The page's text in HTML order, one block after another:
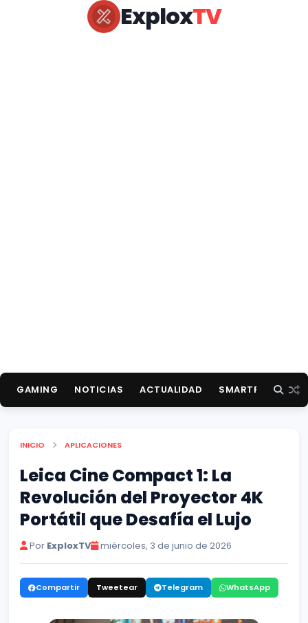
ExploxTV
GAMING NOTICIAS ACTUALIDAD SMARTPHONES
INICIO APLICACIONES
Leica Cine Compact 1: La
Revolución del Proyector 4K
Portátil que Desafía el Lujo
Por ExploxTV miércoles, 3 de junio de 2026
Compartir Tweetear Telegram WhatsApp